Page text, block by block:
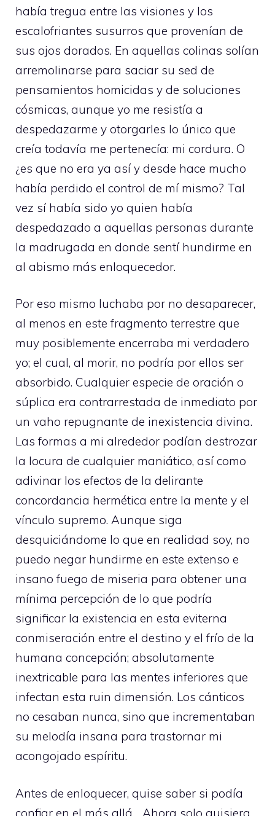
había tregua entre las visiones y los
escalofriantes susurros que provenían de
sus ojos dorados. En aquellas colinas solían
arremolinarse para saciar su sed de
pensamientos homicidas y de soluciones
cósmicas, aunque yo me resistía a
despedazarme y otorgarles lo único que
creía todavía me pertenecía: mi cordura. O
¿es que no era ya así y desde hace mucho
había perdido el control de mí mismo? Tal
vez sí había sido yo quien había
despedazado a aquellas personas durante
la madrugada en donde sentí hundirme en
al abismo más enloquecedor.
Por eso mismo luchaba por no desaparecer,
al menos en este fragmento terrestre que
muy posiblemente encerraba mi verdadero
yo; el cual, al morir, no podría por ellos ser
absorbido. Cualquier especie de oración o
súplica era contrarrestada de inmediato por
un vaho repugnante de inexistencia divina.
Las formas a mi alrededor podían destrozar
la locura de cualquier maniático, así como
adivinar los efectos de la delirante
concordancia hermética entre la mente y el
vínculo supremo. Aunque siga
desquiciándome lo que en realidad soy, no
puedo negar hundirme en este extenso e
insano fuego de miseria para obtener una
mínima percepción de lo que podría
significar la existencia en esta eviterna
conmiseración entre el destino y el frío de la
humana concepción; absolutamente
inextricable para las mentes inferiores que
infectan esta ruin dimensión. Los cánticos
no cesaban nunca, sino que incrementaban
su melodía insana para trastornar mi
acongojado espíritu.
Antes de enloquecer, quise saber si podía
confiar en el más allá… Ahora solo quisiera